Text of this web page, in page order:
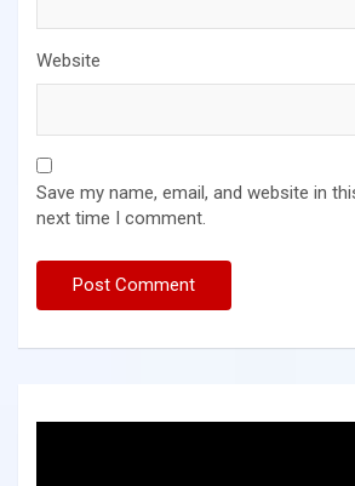
Website
Save my name, email, and website in
next time I comment.